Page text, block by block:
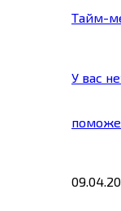
Тайм-
У вас